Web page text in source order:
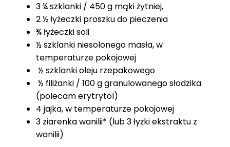
3 ¼ szklanki / 450 g mąki żytniej,
2 ½ łyżeczki proszku do pieczenia
¾ łyżeczki soli
½ szklanki niesolonego masła, w
temperaturze pokojowej
½ szklanki oleju rzepakowego
½ filiżanki / 100 g granulowanego słodzika
(polecam erytrytol)
4 jajka, w temperaturze pokojowej
3 ziarenka wanilii* (lub 3 łyżki ekstraktu z
wanilii)